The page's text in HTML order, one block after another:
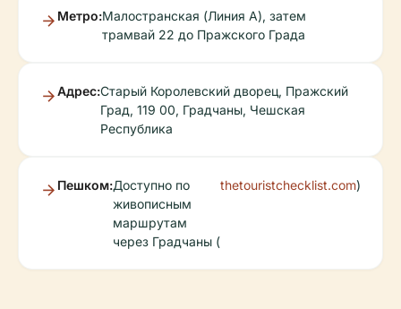
Метро:Малостранская (Линия А), затем
трамвай 22 до Пражского Града
Адрес:Старый Королевский дворец, Пражский
Град, 119 00, Градчаны, Чешская
Республика
Пешком:Доступно по
живописным
маршрутам
через Градчаны (
thetouristchecklist.com)